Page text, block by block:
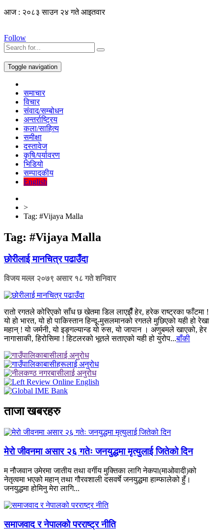
आज : २०८३ साउन २४ गते आइतवार
Follow
Toggle navigation
समाचार
विचार
संवाद/सम्बोधन
अन्तर्राष्ट्रिय
कला/साहित्य
समीक्षा
दस्तावेज
कृषि/पर्यावरण
भिडियो
सम्पादकीय
English
>
Tag: #Vijaya Malla
Tag: #Vijaya Malla
छोरीलाई मानचित्र पढाउँदा
विजय मल्ल २०७९ असार १८ गते शनिवार
रातो रगतले कोरिएको साँध छ खेतमा डिल लाएझैँ हेर, हरेक राष्ट्रका फाँटमा !
यो हो भारत, यो हो पाकिस्तान हिन्दू-मुसलमानको रगतले मुछिएको यही हो रेखा
महान् ! यो जर्मनी, यो इङ्गल्यान्ड यो रुस, यो जापान । अणुबमले खाएको, हेर
नागासाकी, हिरोसिमा ! हिटलरको भूतले सताएको यही हो युरोप...बाँकी
ताजा खबरहरु
मेरो जीवनमा असार २६ गतेः जनयुद्धमा मृत्युलाई जितेको दिन
म नौजवान उमेरमा जातीय तथा वर्गीय मुक्तिका लागि नेकपा(माओवादी)को
नेतृत्वमा भएको महान् तथा गौरवशाली दसवर्षे जनयुद्धमा हाम्फालेको हुँ।
जनयुद्धमा होमिनु मेरा लागि...
समाजवाद र नेपालको परराष्ट्र नीति